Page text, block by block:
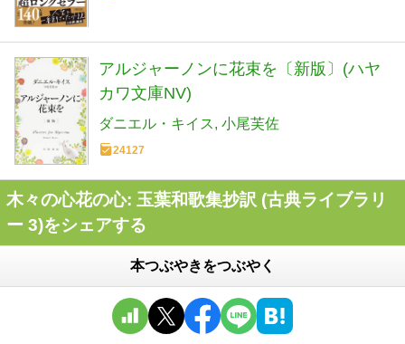
アルジャーノンに花束を〔新版〕(ハヤ
カワ文庫NV)
ダニエル・キイス 小尾芙佐
24127
木々の心花の心: 玉葉和歌集抄訳 (古典ライブラリ
ー 3)をシェアする
本つぶやきをつぶやく